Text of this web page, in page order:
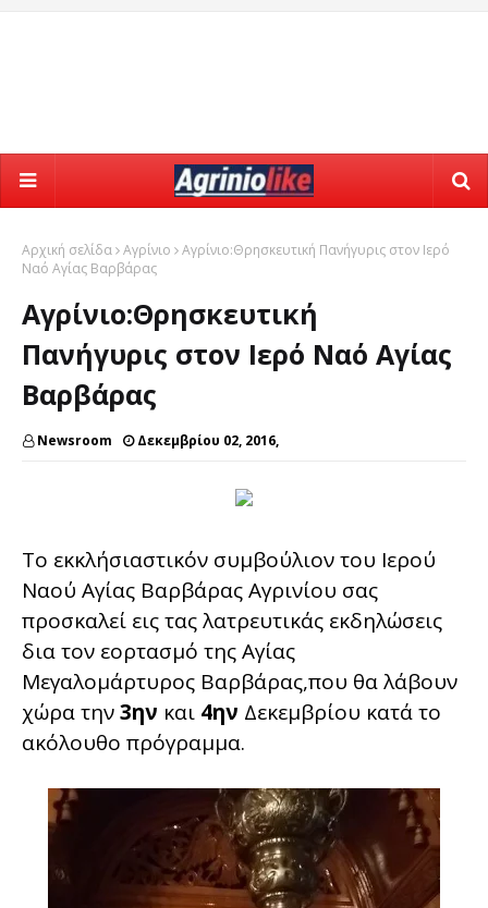
Αρχική σελίδα Αγρίνιο
Αγρίνιο:Θρησκευτική Πανήγυρις στον Ιερό
Ναό Αγίας Βαρβάρας
Αγρίνιο:Θρησκευτική
Πανήγυρις στον Ιερό Ναό Αγίας
Βαρβάρας
Newsroom Δεκεμβρίου 02, 2016,
Το εκκλήσιαστικόν συμβούλιον του Ιερού
Ναού Αγίας Βαρβάρας Αγρινίου σας
προσκαλεί εις τας λατρευτικάς εκδηλώσεις
δια τον εορτασμό της Αγίας
Μεγαλομάρτυρος Βαρβάρας,που θα λάβουν
χώρα την3ην και 4ην Δεκεμβρίου κατά το
ακόλουθο πρόγραμμα.